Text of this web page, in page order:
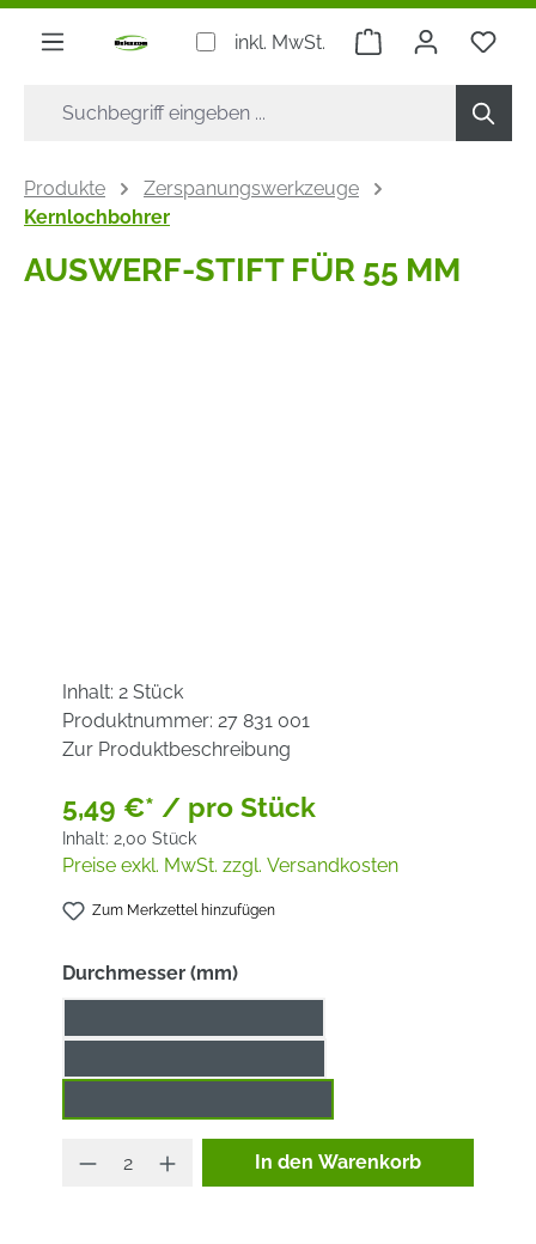
springen
inkl. MwSt. Warenkorb
Produkte
Zerspanungswerkzeuge
Kernlochbohrer
AUSWERF-STIFT FÜR 55 MM
Inhalt: 2 Stück
Produktnummer: 27 831 001
Zur Produktbeschreibung
5,49 €* / pro Stück
Inhalt: 2,00 Stück
Preise exkl. MwSt. zzgl. Versandkosten
Zum Merkzettel hinzufügen
Durchmesser (mm)auswählen
Produkt Anzahl: Gib den
In den Warenkorb